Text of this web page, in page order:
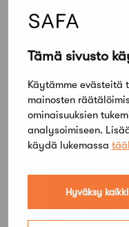
Tämä sivusto
Käytämme evästeitä
mainosten
ominaisuuksien
analysoimiseen.
käydä lukemassa
Hyväksy
Oulun
Oulun